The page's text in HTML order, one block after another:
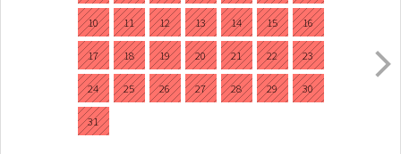
10 11 12 13 14 15 16
17 18 19 20 21 22 23
24 25 26 27 28 29 30
31